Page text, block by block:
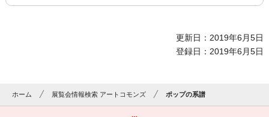
更新日：2019年6月5日
登録日：2019年6月5日
ホーム 展覧会情報検索 アートコモンズ ポップの系譜